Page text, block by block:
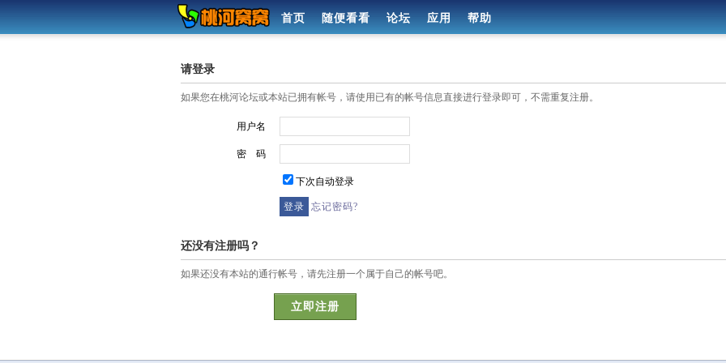
首页 随便看看 论坛 应用 帮助
请登录
如果您在桃河论坛或本站已拥有帐号，请使用已有的帐号信息直接进行登录即可，不需重复注册。
用户名
密 码
下次自动登录
忘记密码?
还没有注册吗？
如果还没有本站的通行帐号，请先注册一个属于自己的帐号吧。
立即注册